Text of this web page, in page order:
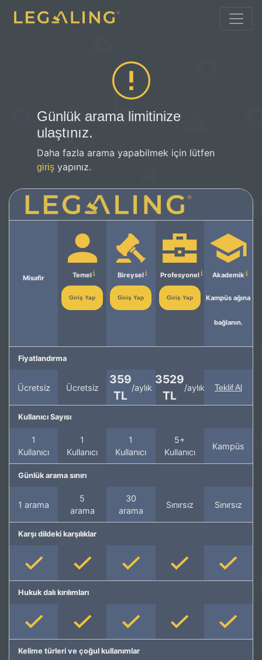
Günlük arama limitinize
ulaştınız.
Daha fazla arama yapabilmek için lütfen
giriş yapınız.
Misafir Temel
Giriş Yap
Bireysel
Giriş Yap
Profesyonel
Giriş Yap
Akademik
Kampüs ağına
bağlanın.
Fiyatlandırma
Ücretsiz Ücretsiz
359
TL
/aylık
3529
TL
/aylık Teklif Al
Kullanıcı Sayısı
1
Kullanıcı
1
Kullanıcı
1
Kullanıcı
5+
Kullanıcı
Kampüs
Günlük arama sınırı
1 arama
5
arama
30
arama
Sınırsız Sınırsız
Karşı dildeki karşılıklar
Hukuk dalı kırılımları
Kelime türleri ve çoğul kullanımlar